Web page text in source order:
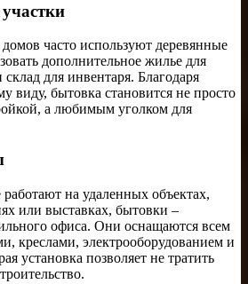
часто используют деревянные
дополнительное жилье для
для инвентаря. Благодаря
виду, бытовка становится не просто
а любимым уголком для
на удаленных объектах,
или выставках, бытовки –
офиса. Они оснащаются всем
креслами, электрооборудованием и
установка позволяет не тратить